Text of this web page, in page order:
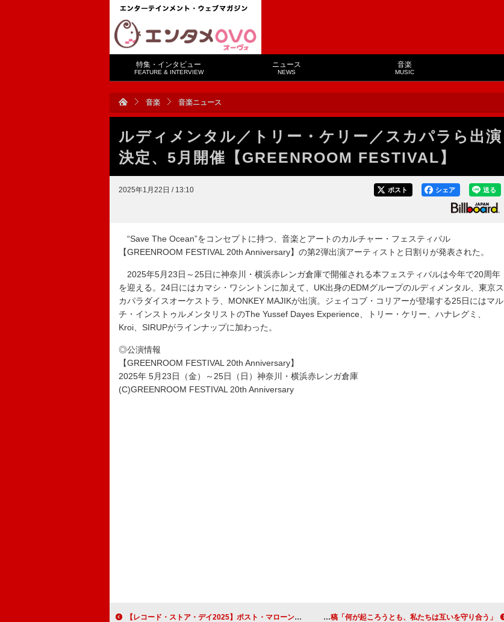
特集・インタビュー
FEATURE & INTERVIEW
ニュース
NEWS
音楽
MUSIC
音楽 音楽ニュース
ルディメンタル／トリー・ケリー／スカパラら出演
決定、5月開催【GREENROOM FESTIVAL】
2025年1月22日 / 13:10 送る
シェア
ポスト
“Save The Ocean”をコンセプトに持つ、音楽とアートのカルチャー・フェスティバル
【GREENROOM FESTIVAL 20th Anniversary】の第2弾出演アーティストと日割りが発表された。
2025年5月23日～25日に神奈川・横浜赤レンガ倉庫で開催される本フェスティバルは今年で20周年
を迎える。24日にはカマシ・ワシントンに加えて、UK出身のEDMグループのルディメンタル、東京ス
カパラダイスオーケストラ、MONKEY MAJIKが出演。ジェイコブ・コリアーが登場する25日にはマル
チ・インストゥルメンタリストのThe Yussef Dayes Experience、トリー・ケリー、ハナレグミ、
Kroi、SIRUPがラインナップに加わった。
◎公演情報
【GREENROOM FESTIVAL 20th Anniversary】
2025年 5月23日（金）～25日（日）神奈川・横浜赤レンガ倉庫
(C)GREENROOM FESTIVAL 20th Anniversary
【レコード・ストア・デイ2025】ポスト・マローンがアンバサダーに就任「居心地がいい場所」 アリアナ・グランデ、“2つの性別のみ”米大統領令を受けて応援メッセージを再投稿「何が起ころうとも、私たちは互いを守り合う」